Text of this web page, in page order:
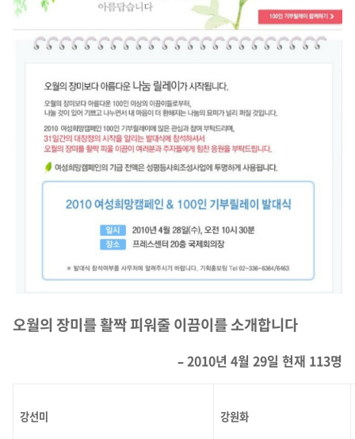
오월의 장미를 활짝 피워줄 이끔이를 소개합니다
– 2010년 4월 29일 현재 113명
강선미 강원화